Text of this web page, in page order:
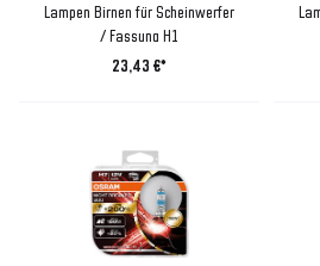
Lampen Birnen für Scheinwerfer
/ Fassung H1
23,43 €*